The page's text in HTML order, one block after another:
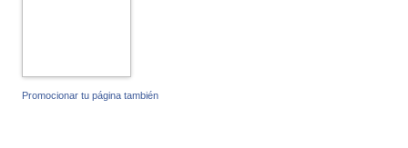
Promocionar tu página también